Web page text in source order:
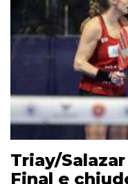
Triay/
Final e